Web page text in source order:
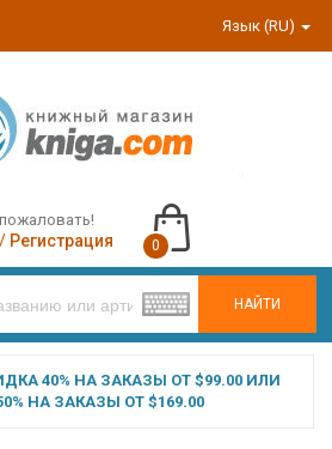
Язык (RU)
НАЙТИ
/ Регистрация 0
40% НА ЗАКАЗЫ ОТ $99.00 ИЛИ
НА ЗАКАЗЫ ОТ $169.00